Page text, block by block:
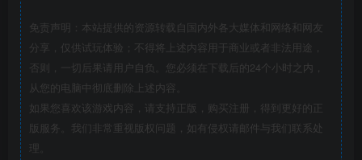
免责声明：本站提供的资源转载自国内外各大媒体和网络和网友
分享，仅供试玩体验；不得将上述内容用于商业或者非法用途，
否则，一切后果请用户自负。您必须在下载后的24个小时之内，
从您的电脑中彻底删除上述内容。
如果您喜欢该游戏内容，请支持正版，购买注册，得到更好的正
版服务。我们非常重视版权问题，如有侵权请邮件与我们联系处
理。